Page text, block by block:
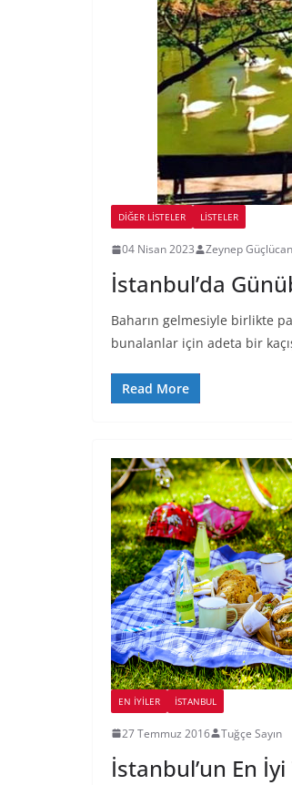
DIĞER LISTELER LİSTELER
04 Nisan 2023 Zeynep Güçlücan
İstanbul’da
Baharın gelmesiyle birlikte
bunalanlar için adeta bir
Read More
EN İYILER İSTANBUL
27 Temmuz 2016 Tuğçe Sayın
İstanbul’un En